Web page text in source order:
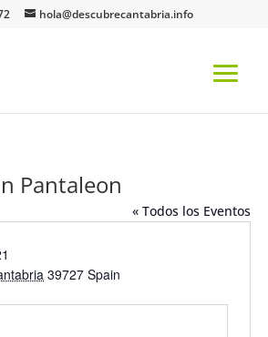
hola@descubrecantabria.info
Pantaleon
« Todos los Eventos
39727 Spain